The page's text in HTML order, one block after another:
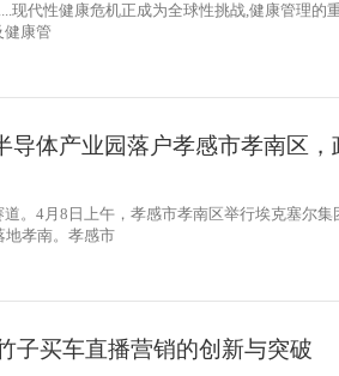
现代性健康危机正成为全球性挑战,健康管理的
健康管
导体产业园落户孝感市孝南区
。4月8日上午，孝感市孝南区举行埃克塞尔
地孝南。孝感市
子买车直播营销的创新与突破